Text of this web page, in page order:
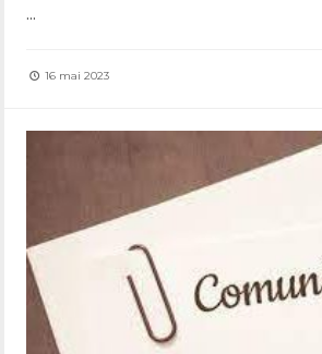
...
16 mai 2023